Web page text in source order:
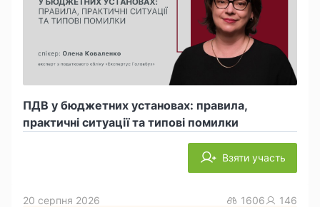
ПДВ у бюджетних установах: правила,
практичні ситуації та типові помилки
Взяти участь
20 серпня 2026 1606 146